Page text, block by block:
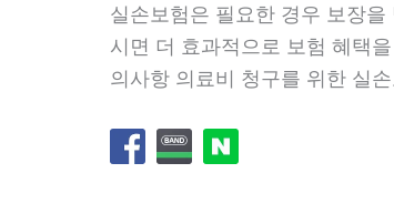
실손보험은 필요한 경우 보장
시면 더 효과적으로 보험 혜택
의사항 의료비 청구를 위한 실